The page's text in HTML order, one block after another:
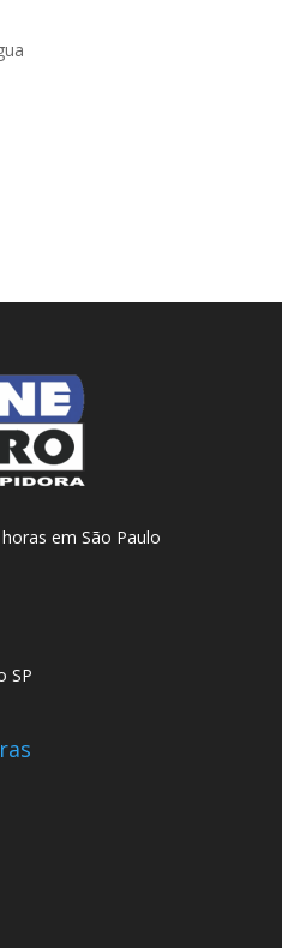
em São Paulo
SP